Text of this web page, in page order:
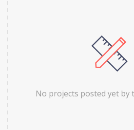
No projects posted yet by